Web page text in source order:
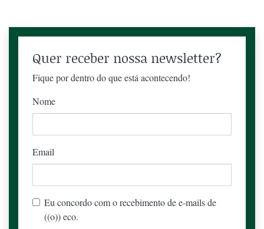
Quer receber nossa newsletter?
Fique por dentro do que está acontecendo!
Nome
Email
Eu concordo com o recebimento de e-mails de
((o)) eco.